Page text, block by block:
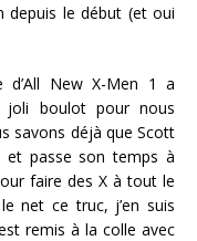
depuis le début (et oui
d’All New X-Men 1 a
joli boulot pour nous
savons déjà que Scott
passe son temps à
faire des X à tout le
net ce truc, j’en suis
remis à la colle avec